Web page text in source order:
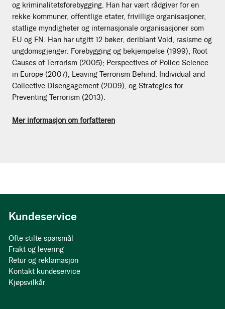
og kriminalitetsforebygging. Han har vært rådgiver for en
rekke kommuner, offentlige etater, frivillige organisasjoner,
statlige myndigheter og internasjonale organisasjoner som
EU og FN. Han har utgitt 12 bøker, deriblant Vold, rasisme og
ungdomsgjenger: Forebygging og bekjempelse (1999), Root
Causes of Terrorism (2005); Perspectives of Police Science
in Europe (2007); Leaving Terrorism Behind: Individual and
Collective Disengagement (2009), og Strategies for
Preventing Terrorism (2013).
Mer informasjon om forfatteren
Kundeservice
Ofte stilte spørsmål
Frakt og levering
Retur og reklamasjon
Kontakt kundeservice
Kjøpsvilkår